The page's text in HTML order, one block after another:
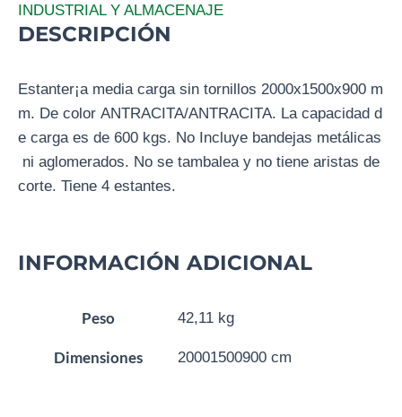
INDUSTRIAL Y ALMACENAJE
DESCRIPCIÓN
Estanter¡a media carga sin tornillos 2000x1500x900 m
m. De color ANTRACITA/ANTRACITA. La capacidad d
e carga es de 600 kgs. No Incluye bandejas metálicas
ni aglomerados. No se tambalea y no tiene aristas de
corte. Tiene 4 estantes.
INFORMACIÓN ADICIONAL
Peso 42,11 kg
Dimensiones 20001500900 cm